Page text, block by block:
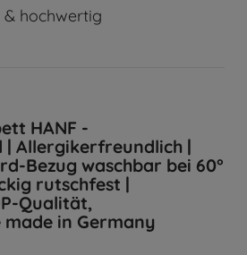
hochwertig
HANF -
| Allergikerfreundlich |
Bezug waschbar bei 60°
rutschfest |
Qualität,
in Germany